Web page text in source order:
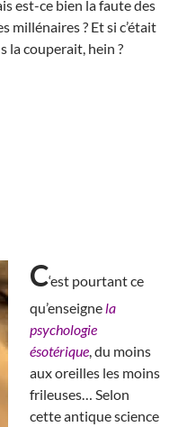
est-ce bien la faute des
millénaires ? Et si c’était
la couperait, hein ?
C‘est pourtant ce
qu’enseigne la
psychologie
ésotérique , du moins
aux oreilles les moins
frileuses… Selon
cette antique science